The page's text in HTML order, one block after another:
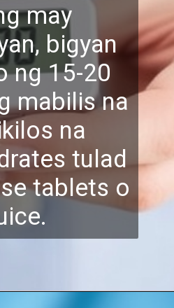
may
bigyan
ng 15-20
mabilis na
na
tulad
tablets o